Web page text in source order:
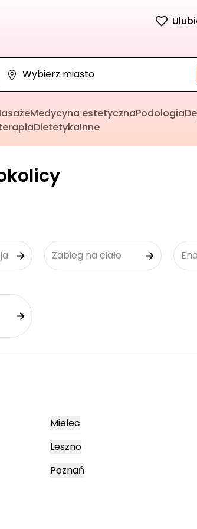
Medycyna estetycznaPodologia
DietetykaInne
Zabieg na ciało
Mielec
Leszno
Poznań